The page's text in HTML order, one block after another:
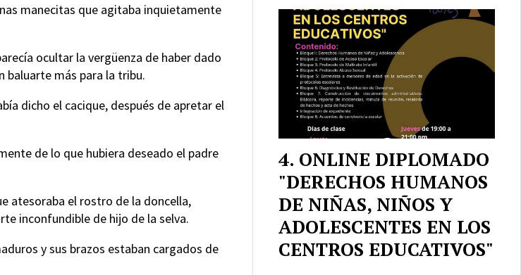
manecitas que agitaba inquietamente
ocultar la vergüenza de haber dado
baluarte más para la tribu.
dicho el cacique, después de apretar el
de lo que hubiera deseado el padre
atesoraba el rostro de la doncella,
inconfundible de hijo de la selva.
y sus brazos estaban cargados de
ONLINE DIPLOMADO
"DERECHOS HUMANOS
DE NIÑAS, NIÑOS Y
ADOLESCENTES EN LOS
CENTROS EDUCATIVOS"